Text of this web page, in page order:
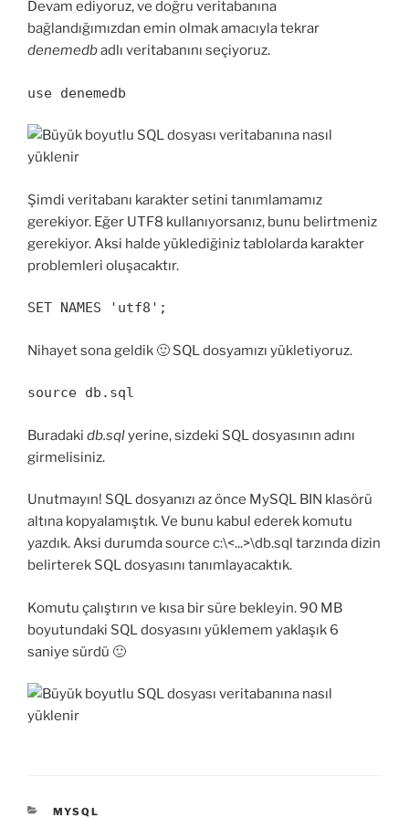
Devam ediyoruz, ve doğru veritabanına
bağlandığımızdan emin olmak amacıyla tekrar
denemedbadlı veritabanını seçiyoruz.
use denemedb
Şimdi veritabanı karakter setini tanımlamamız
gerekiyor. Eğer UTF8 kullanıyorsanız, bunu belirtmeniz
gerekiyor. Aksi halde yüklediğiniz tablolarda karakter
problemleri oluşacaktır.
SET NAMES 'utf8';
Nihayet sona geldik 🙂 SQL dosyamızı yükletiyoruz.
source db.sql
Buradaki db.sqlyerine, sizdeki SQL dosyasının adını
girmelisiniz.
Unutmayın! SQL dosyanızı az önce MySQL BIN klasörü
altına kopyalamıştık. Ve bunu kabul ederek komutu
yazdık. Aksi durumda source c:\<...>\db.sql tarzında dizin
belirterek SQL dosyasını tanımlayacaktık.
Komutu çalıştırın ve kısa bir süre bekleyin. 90 MB
boyutundaki SQL dosyasını yüklemem yaklaşık 6
saniye sürdü 🙂
KATEGORILER
MYSQL